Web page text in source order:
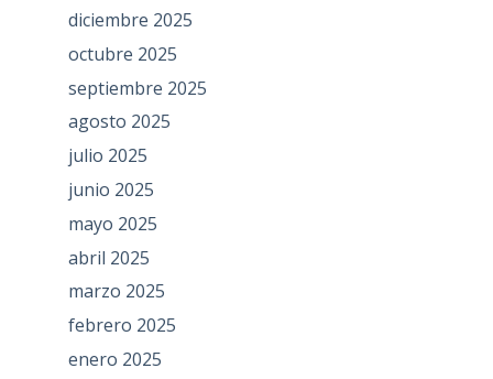
diciembre 2025
octubre 2025
septiembre 2025
agosto 2025
julio 2025
junio 2025
mayo 2025
abril 2025
marzo 2025
febrero 2025
enero 2025